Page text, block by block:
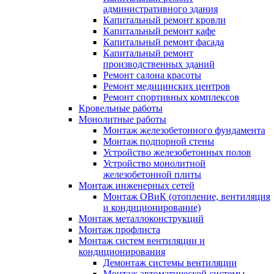
административного здания
Капитальный ремонт кровли
Капитальный ремонт кафе
Капитальный ремонт фасада
Капитальный ремонт
производственных зданий
Ремонт салона красоты
Ремонт медицинских центров
Ремонт спортивных комплексов
Кровельные работы
Монолитные работы
Монтаж железобетонного фундамента
Монтаж подпорной стены
Устройство железобетонных полов
Устройство монолитной
железобетонной плиты
Монтаж инженерных сетей
Монтаж ОВиК (отопление, вентиляция
и кондиционирование)
Монтаж металлоконструкций
Монтаж профлиста
Монтаж систем вентиляции и
кондиционирования
Демонтаж системы вентиляции